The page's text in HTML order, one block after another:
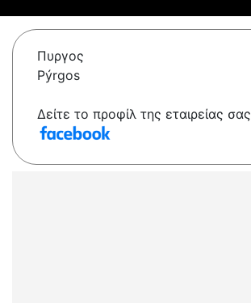
Πυργος
Pýrgos
Δείτε το προφίλ της εταιρείας σας